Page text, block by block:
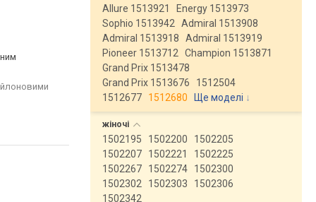
Allure 1513921
Energy 1513973
Sophio 1513942
Admiral 1513908
Admiral 1513918
Admiral 1513919
Pioneer 1513712
Champion 1513871
Grand Prix 1513478
Grand Prix 1513676
1512504
1512677
1512680 Ще моделі ↓
жіночі
1502195 1502200
1502205
1502207
1502221
1502225
1502267
1502274
1502300
1502302
1502303
1502306
1502342